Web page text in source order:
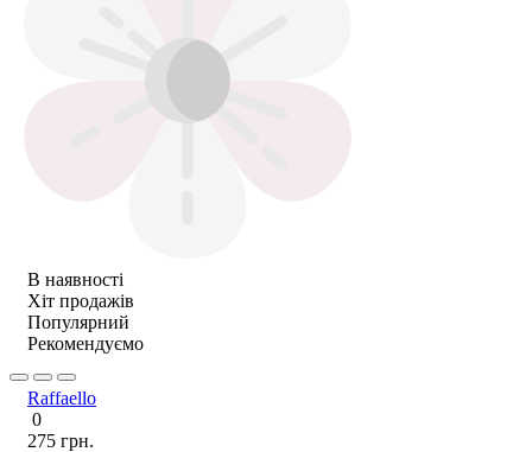
В наявності
Хіт продажів
Популярний
Рекомендуємо
Raffaello
0
275 грн.